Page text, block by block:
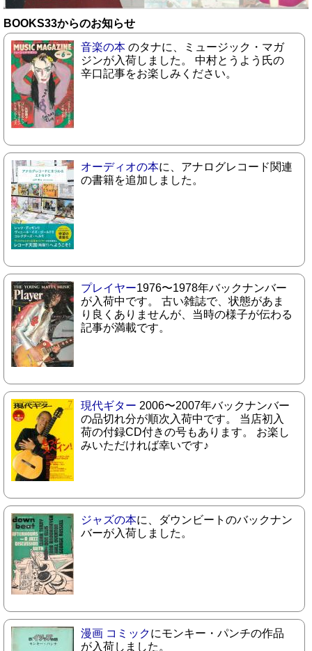
BOOKS33からのお知らせ
音楽の本 のタナに、ミュージック・マガ
ジンが入荷しました。 中村とうよう氏の
辛口記事をお楽しみください。
オーディオの本に、アナログレコード関連
の書籍を追加しました。
プレイヤー1976〜1978年バックナンバー
が入荷中です。 古い雑誌で、状態があま
り良くありませんが、当時の様子が伝わる
記事が満載です。
現代ギター 2006〜2007年バックナンバー
の品切れ分が順次入荷中です。 当店初入
荷の付録CD付きの号もあります。 お楽し
みいただければ幸いです♪
ジャズの本に、ダウンビートのバックナン
バーが入荷しました。
漫画 コミックにモンキー・パンチの作品
が入荷しました。